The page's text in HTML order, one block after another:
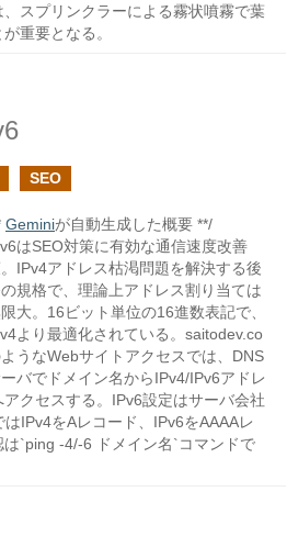
スプリンクラーによる霧状噴霧で葉
重要となる。
SEO
Geminiが自動生成した概要 **/
はSEO対策に有効な通信速度改善
IPv4アドレス枯渇問題を解決する後
規格で、理論上アドレス割り当ては
大。16ビット単位の16進数表記で、
より最適化されている。saitodev.co
うなWebサイトアクセスでは、DNS
バでドメイン名からIPv4/IPv6アドレ
クセスする。IPv6設定はサーバ会社
IPv4をAレコード、IPv6をAAAAレ
`ping -4/-6 ドメイン名`コマンドで